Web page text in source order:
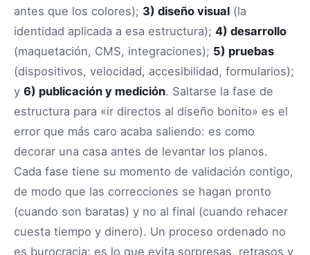
antes que los colores); 3) diseño visual (la
identidad aplicada a esa estructura); 4) desarrollo
(maquetación, CMS, integraciones); 5) pruebas
(dispositivos, velocidad, accesibilidad, formularios);
y 6) publicación y medición. Saltarse la fase de
estructura para «ir directos al diseño bonito» es el
error que más caro acaba saliendo: es como
decorar una casa antes de levantar los planos.
Cada fase tiene su momento de validación contigo,
de modo que las correcciones se hagan pronto
(cuando son baratas) y no al final (cuando rehacer
cuesta tiempo y dinero). Un proceso ordenado no
es burocracia: es lo que evita sorpresas, retrasos y